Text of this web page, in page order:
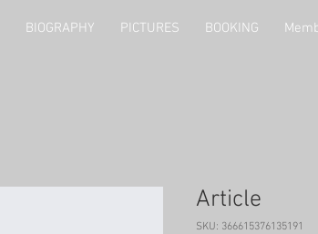
BIOGRAPHY PICTURES BOOKING
Article
SKU: 366615376135191